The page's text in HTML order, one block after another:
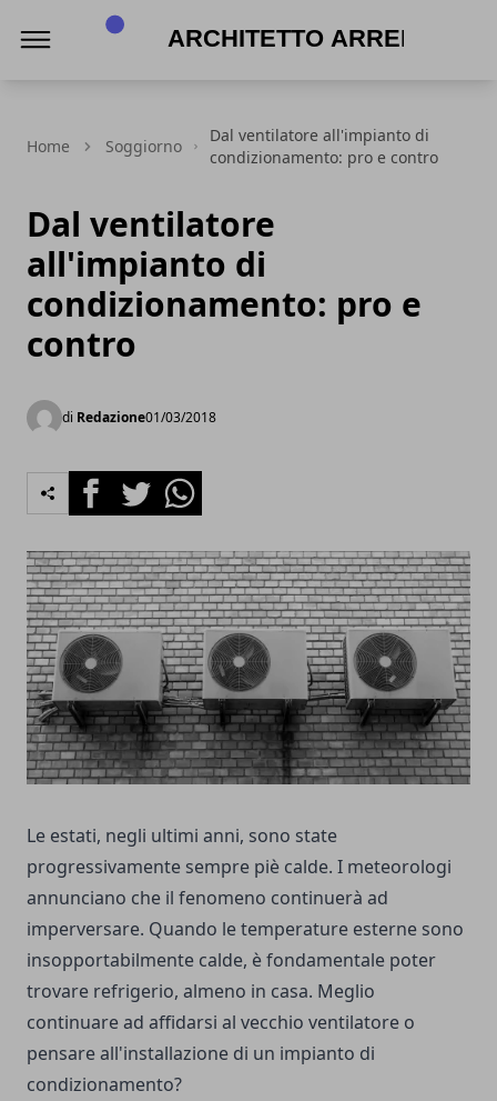
Home Soggiorno
Dal ventilatore all'impianto di
condizionamento: pro e contro
Dal ventilatore
all'impianto di
condizionamento: pro e
contro
di Redazione01/03/2018
FacebookTwitterWhatsapp
Le estati, negli ultimi anni, sono state
progressivamente sempre piè calde. I meteorologi
annunciano che il fenomeno continuerà ad
imperversare. Quando le temperature esterne sono
insopportabilmente calde, è fondamentale poter
trovare refrigerio, almeno in casa. Meglio
continuare ad affidarsi al vecchio ventilatore o
pensare all'installazione di un impianto di
condizionamento?